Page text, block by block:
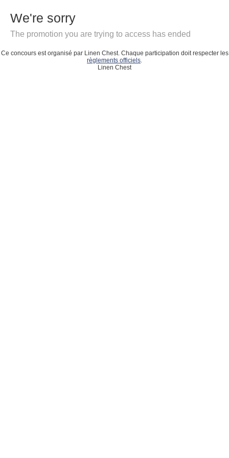
We're sorry
The promotion you are trying to access has ended
Ce concours est organisé par Linen Chest. Chaque participation doit respecter les
règlements officiels.
Linen Chest